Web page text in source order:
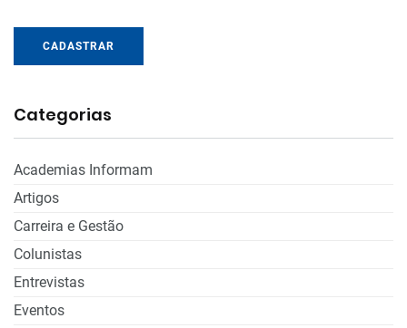
CADASTRAR
Categorias
Academias Informam
Artigos
Carreira e Gestão
Colunistas
Entrevistas
Eventos